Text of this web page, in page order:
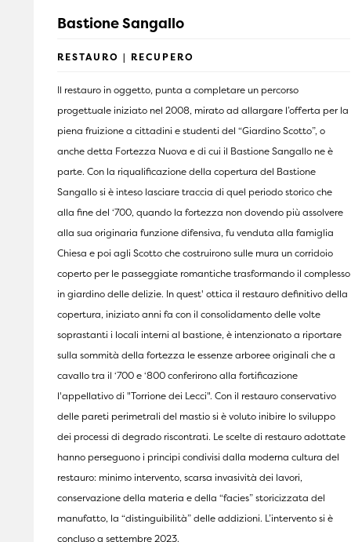
Bastione Sangallo
RESTAURO | RECUPERO
Il restauro in oggetto, punta a completare un percorso
progettuale iniziato nel 2008, mirato ad allargare l’offerta per la
piena fruizione a cittadini e studenti del “Giardino Scotto”, o
anche detta Fortezza Nuova e di cui il Bastione Sangallo ne è
parte. Con la riqualificazione della copertura del Bastione
Sangallo si è inteso lasciare traccia di quel periodo storico che
alla fine del ‘700, quando la fortezza non dovendo più assolvere
alla sua originaria funzione difensiva, fu venduta alla famiglia
Chiesa e poi agli Scotto che costruirono sulle mura un corridoio
coperto per le passeggiate romantiche trasformando il complesso
in giardino delle delizie. In quest' ottica il restauro definitivo della
copertura, iniziato anni fa con il consolidamento delle volte
soprastanti i locali interni al bastione, è intenzionato a riportare
sulla sommità della fortezza le essenze arboree originali che a
cavallo tra il ‘700 e ‘800 conferirono alla fortificazione
l'appellativo di "Torrione dei Lecci". Con il restauro conservativo
delle pareti perimetrali del mastio si è voluto inibire lo sviluppo
dei processi di degrado riscontrati. Le scelte di restauro adottate
hanno perseguono i principi condivisi dalla moderna cultura del
restauro: minimo intervento, scarsa invasività dei lavori,
conservazione della materia e della “facies” storicizzata del
manufatto, la “distinguibilità” delle addizioni. L’intervento si è
concluso a settembre 2023.